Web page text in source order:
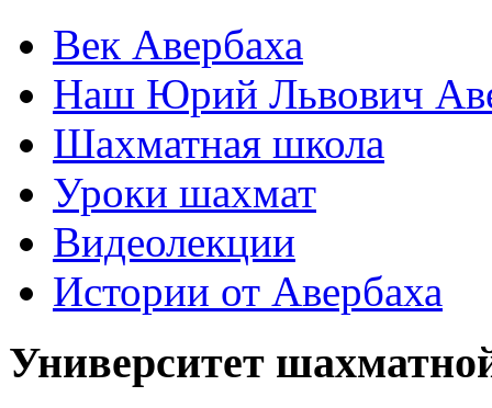
Век Авербаха
Наш Юрий Львович
Шахматная школа
Уроки шахмат
Видеолекции
Истории от Авербаха
Университет